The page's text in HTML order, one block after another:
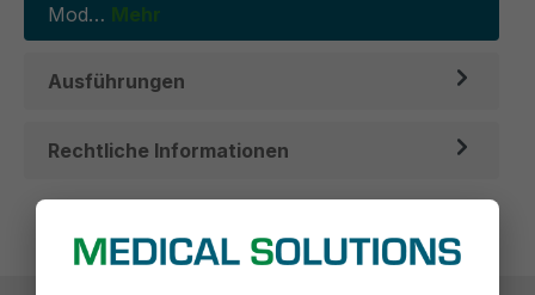
Mod… Mehr
Ausführungen
Rechtliche Informationen